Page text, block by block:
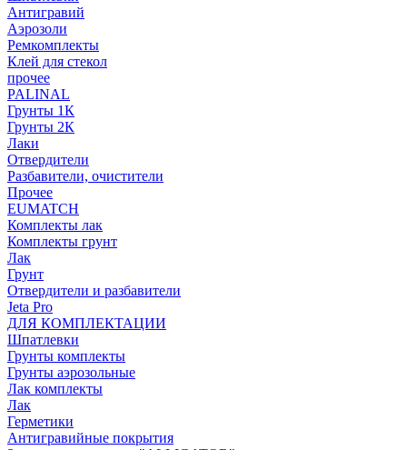
Антигравий
Аэрозоли
Ремкомплекты
Клей для стекол
прочее
PALINAL
Грунты 1К
Грунты 2К
Лаки
Отвердители
Разбавители, очистители
Прочее
EUMATCH
Комплекты лак
Комплекты грунт
Лак
Грунт
Отвердители и разбавители
Jeta Pro
ДЛЯ КОМПЛЕКТАЦИИ
Шпатлевки
Грунты комплекты
Грунты аэрозольные
Лак комплекты
Лак
Герметики
Антигравийные покрытия